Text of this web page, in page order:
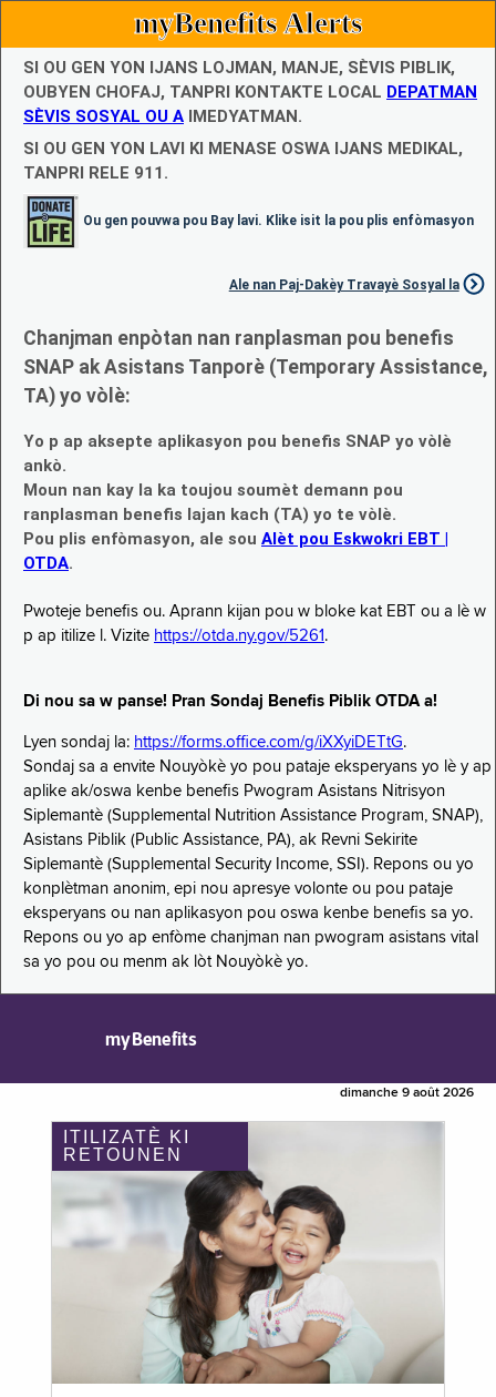
myBenefits Alerts
SI OU GEN YON IJANS LOJMAN, MANJE, SÈVIS PIBLIK,
OUBYEN CHOFAJ, TANPRI KONTAKTE LOCAL DEPATMAN
SÈVIS SOSYAL OU A IMEDYATMAN.
SI OU GEN YON LAVI KI MENASE OSWA IJANS MEDIKAL,
TANPRI RELE 911.
Ou gen pouvwa pou Bay lavi. Klike isit la pou plis enfòmasyon
Ale nan Paj-Dakèy Travayè Sosyal la
Chanjman enpòtan nan ranplasman pou benefis
SNAP ak Asistans Tanporè (Temporary Assistance,
TA) yo vòlè:
Yo p ap aksepte aplikasyon pou benefis SNAP yo vòlè
ankò.
Moun nan kay la ka toujou soumèt demann pou
ranplasman benefis lajan kach (TA) yo te vòlè.
Pou plis enfòmasyon, ale sou Alèt pou Eskwokri EBT |
OTDA.
Pwoteje benefis ou. Aprann kijan pou w bloke kat EBT ou a lè w
p ap itilize l. Vizite https://otda.ny.gov/5261 .
Di nou sa w panse! Pran Sondaj Benefis Piblik OTDA a!
Lyen sondaj la: https://forms.office.com/g/iXXyiDETtG.
Sondaj sa a envite Nouyòkè yo pou pataje eksperyans yo lè y ap
aplike ak/oswa kenbe benefis Pwogram Asistans Nitrisyon
Siplemantè (Supplemental Nutrition Assistance Program, SNAP),
Asistans Piblik (Public Assistance, PA), ak Revni Sekirite
Siplemantè (Supplemental Security Income, SSI). Repons ou yo
konplètman anonim, epi nou apresye volonte ou pou pataje
eksperyans ou nan aplikasyon pou oswa kenbe benefis sa yo.
Repons ou yo ap enfòme chanjman nan pwogram asistans vital
sa yo pou ou menm ak lòt Nouyòkè yo.
myBenefits
dimanche 9 août 2026
ITILIZATÈ KI
RETOUNEN